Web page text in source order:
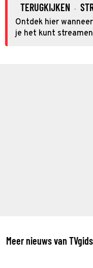
TERUGKIJKEN ·
Ontdek hier
je het kunt
Meer nieuws van